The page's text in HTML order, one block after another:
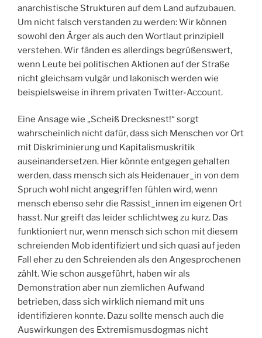
anarchistische Strukturen auf dem Land aufzubauen.
Um nicht falsch verstanden zu werden: Wir können
sowohl den Ärger als auch den Wortlaut prinzipiell
verstehen. Wir fänden es allerdings begrüßenswert,
wenn Leute bei politischen Aktionen auf der Straße
nicht gleichsam vulgär und lakonisch werden wie
beispielsweise in ihrem privaten Twitter-Account.
Eine Ansage wie „Scheiß Drecksnest!“ sorgt
wahrscheinlich nicht dafür, dass sich Menschen vor Ort
mit Diskriminierung und Kapitalismuskritik
auseinandersetzen. Hier könnte entgegen gehalten
werden, dass mensch sich als Heidenauer_in von dem
Spruch wohl nicht angegriffen fühlen wird, wenn
mensch ebenso sehr die Rassist_innen im eigenen Ort
hasst. Nur greift das leider schlichtweg zu kurz. Das
funktioniert nur, wenn mensch sich schon mit diesem
schreienden Mob identifiziert und sich quasi auf jeden
Fall eher zu den Schreienden als den Angesprochenen
zählt. Wie schon ausgeführt, haben wir als
Demonstration aber nun ziemlichen Aufwand
betrieben, dass sich wirklich niemand mit uns
identifizieren konnte. Dazu sollte mensch auch die
Auswirkungen des Extremismusdogmas nicht